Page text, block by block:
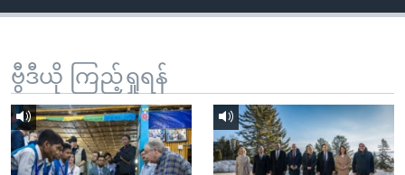
ကျော်
ရန်
ရှာဖွေ
ရန်
နေရာ
သို့
ဘာသာစကားများ
ဗွီဒီယို ကြည့်ရှုရန်